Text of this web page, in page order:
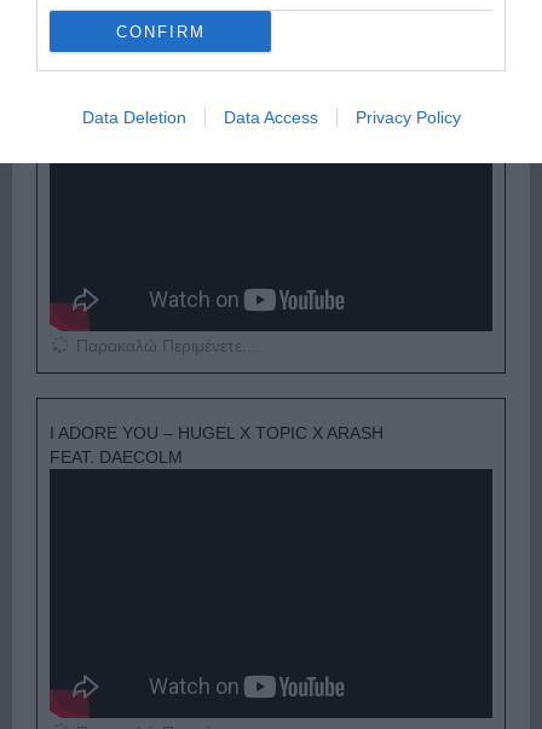
CONFIRM
Data Deletion Data Access Privacy Policy
ΟΠΟΥ ΚΙ ΑΝ ΠΑΣ – ΟΙΚΟΝΟΜΟΠΟΥΛΟΣ
ΝΙΚΟΣ
Παρακαλώ Περιμένετε...
I ADORE YOU – HUGEL X TOPIC X ARASH
FEAT. DAECOLM